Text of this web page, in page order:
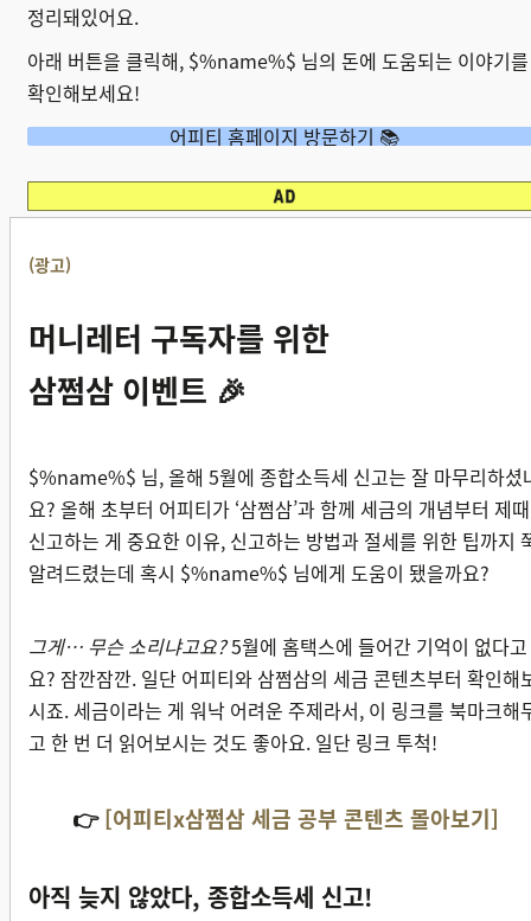
정리돼있어요.
아래 버튼을 클릭해, $%name%$ 님의 돈에 도움되는 이야기를
확인해보세요!
어피티 홈페이지 방문하기 📚
(광고)
머니레터 구독자를 위한
삼쩜삼 이벤트 🎉
$%name%$ 님, 올해 5월에 종합소득세 신고는 잘 마무리하셨
요? 올해 초부터 어피티가 ‘삼쩜삼’과 함께 세금의 개념부터 제때
신고하는 게 중요한 이유, 신고하는 방법과 절세를 위한 팁까지
알려드렸는데 혹시 $%name%$ 님에게 도움이 됐을까요?
그게… 무슨 소리냐고요?5월에 홈택스에 들어간 기억이 없다고
요? 잠깐잠깐. 일단 어피티와 삼쩜삼의 세금 콘텐츠부터 확인해
시죠. 세금이라는 게 워낙 어려운 주제라서, 이 링크를 북마크해
고 한 번 더 읽어보시는 것도 좋아요. 일단 링크 투척!
👉[어피티x삼쩜삼 세금 공부 콘텐츠 몰아보기]
아직 늦지 않았다, 종합소득세 신고!